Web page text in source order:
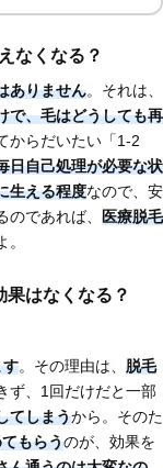
なくなる？
ありません。それは、
で、毛はどうしても再
からだいたい「1-2
日自己処理が必要な状
生える程度なので、安
であれば、 医療脱毛
果はなくなる？
す。その理由は、 脱毛
ず、1回だけだと一部
てしまうから。そのた
もらうのが、効果を